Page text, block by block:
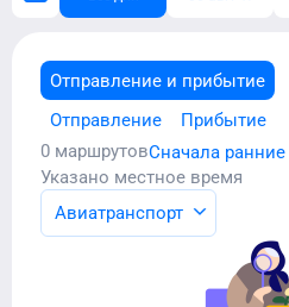
Отправление и прибытие
Отправление
Прибытие
0 маршрутовСначала ранние
Указано местное время
Авиатранспорт